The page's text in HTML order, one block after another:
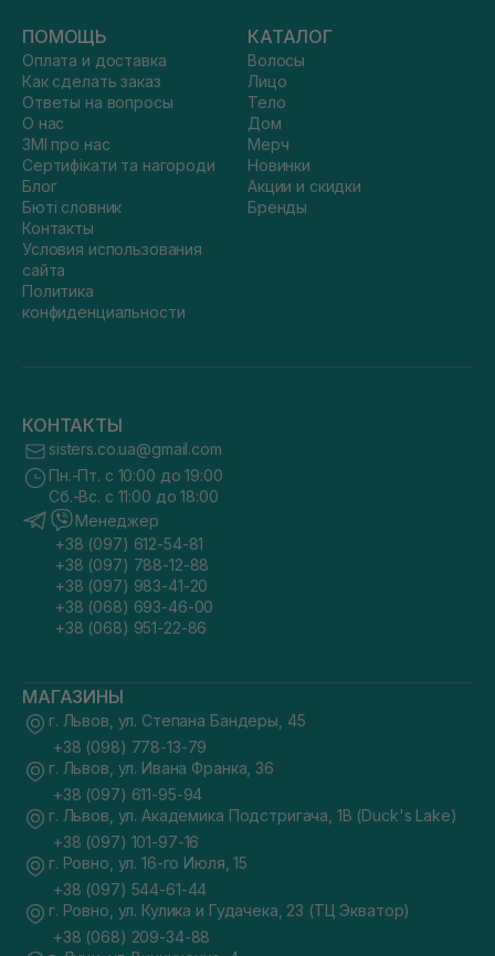
ПОМОЩЬ
Оплата и доставка
Как сделать заказ
Ответы на вопросы
О нас
ЗМІ про нас
Сертифікати та нагороди
Блог
Бюті словник
Контакты
Условия использования
сайта
Политика
конфиденциальности
КАТАЛОГ
Волосы
Лицо
Тело
Дом
Мерч
Новинки
Акции и скидки
Бренды
КОНТАКТЫ
sisters.co.ua@gmail.com
Пн.-Пт. с 10:00 до 19:00
Сб.-Вс. с 11:00 до 18:00
Менеджер
+38 (097) 612-54-81
+38 (097) 788-12-88
+38 (097) 983-41-20
+38 (068) 693-46-00
+38 (068) 951-22-86
МАГАЗИНЫ
г. Львов, ул. Степана Бандеры, 45
+38 (098) 778-13-79
г. Львов, ул. Ивана Франка, 36
+38 (097) 611-95-94
г. Львов, ул. Академика Подстригача, 1В (Duck's Lake)
+38 (097) 101-97-16
г. Ровно, ул. 16-го Июля, 15
+38 (097) 544-61-44
г. Ровно, ул. Кулика и Гудачека, 23 (ТЦ Экватор)
+38 (068) 209-34-88